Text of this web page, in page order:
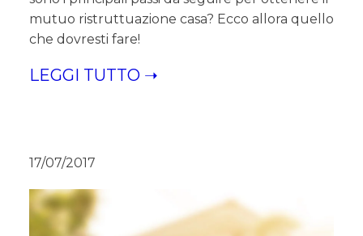
mutuo ristruttuazione casa? Ecco allora quello
che dovresti fare!
LEGGI TUTTO ➝
17/07/2017